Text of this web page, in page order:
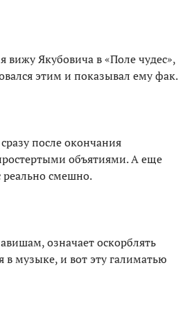
вижу Якубовича в «Поле чудес»,
этим и показывал ему фак.
после окончания
объятиями. А еще
реально смешно.
означает оскорблять
в музыке, и вот эту галиматью